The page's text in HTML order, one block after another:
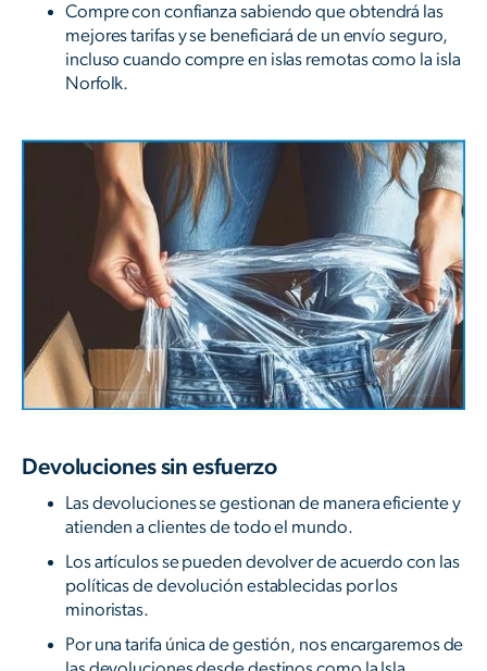
Compre con confianza sabiendo que obtendrá las
mejores tarifas y se beneficiará de un envío seguro,
incluso cuando compre en islas remotas como la isla
Norfolk.
Devoluciones sin esfuerzo
Las devoluciones se gestionan de manera eficiente y
atienden a clientes de todo el mundo.
Los artículos se pueden devolver de acuerdo con las
políticas de devolución establecidas por los
minoristas.
Por una tarifa única de gestión, nos encargaremos de